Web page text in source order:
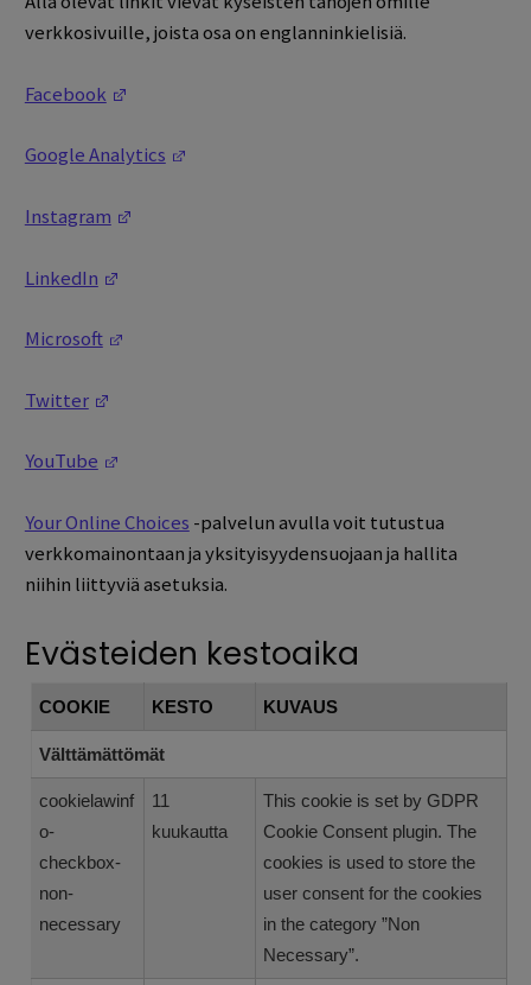
verkkosivuille, joista osa on englanninkielisiä.
Facebook
Google Analytics
Instagram
LinkedIn
Microsoft
Twitter
YouTube
Your Online Choices -palvelun avulla voit tutustua
verkkomainontaan ja yksityisyydensuojaan ja hallita
niihin liittyviä asetuksia.
Evästeiden kestoaika
COOKIE KESTO KUVAUS
Välttämättömät
cookielawinf
o-
checkbox-
non-
necessary
11
kuukautta
This cookie is set by GDPR
Cookie Consent plugin. The
cookies is used to store the
user consent for the cookies
in the category ”Non
Necessary”.